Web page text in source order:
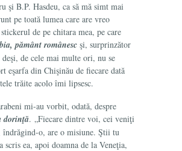
şi B.P. Hasdeu, ca să mă simt mai
pe toată lumea care are vreo
de pe chitara mea, pe care
pământ românesc şi, surprinzător
de cele mai multe ori, nu se
eşarfa din Chişinău de fiecare dată
trăite acolo îmi lipsesc.
mi-au vorbit, odată, despre
dorinţă. „Fiecare dintre voi, cei veniţi
îndrăgind-o, are o misiune. Ştii tu
ea, apoi doamna de la Veneţia,